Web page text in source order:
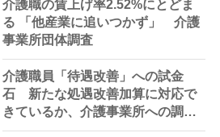
介護職の賃上げ率2.52%にとどま
る 「他産業に追いつかず」 介護
事業所団体調査
介護職員「待遇改善」への試金
石 新たな処遇改善加算に対応で
きているか、介護事業所への調査
がスタート